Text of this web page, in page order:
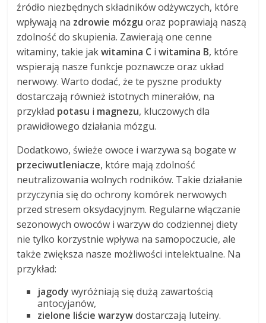
źródło niezbędnych składników odżywczych, które
wpływają na zdrowie mózgu oraz poprawiają naszą
zdolność do skupienia. Zawierają one cenne
witaminy, takie jakwitamina C iwitamina B, które
wspierają nasze funkcje poznawcze oraz układ
nerwowy. Warto dodać, że te pyszne produkty
dostarczają również istotnych minerałów, na
przykład potasu i magnezu, kluczowych dla
prawidłowego działania mózgu.
Dodatkowo, świeże owoce i warzywa są bogate w
przeciwutleniacze, które mają zdolność
neutralizowania wolnych rodników. Takie działanie
przyczynia się do ochrony komórek nerwowych
przed stresem oksydacyjnym. Regularne włączanie
sezonowych owoców i warzyw do codziennej diety
nie tylko korzystnie wpływa na samopoczucie, ale
także zwiększa nasze możliwości intelektualne. Na
przykład:
jagody wyróżniają się dużą zawartością
antocyjanów,
zielone liście warzywdostarczają luteiny.